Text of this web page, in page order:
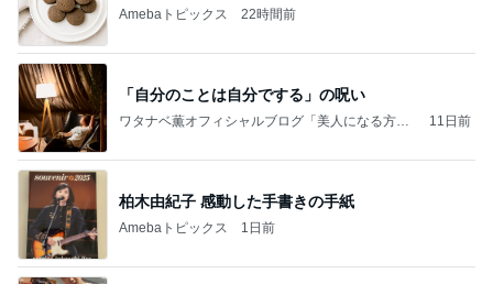
Amebaトピックス 22時間前
「自分のことは自分でする」の呪い
ワタナベ薫オフィシャルブログ「美人になる方
11日前
柏木由紀子 感動した手書きの手紙
Amebaトピックス 1日前